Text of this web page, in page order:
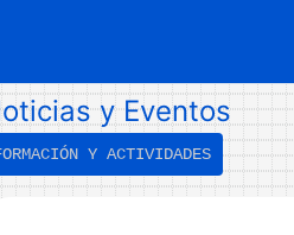
y Eventos
Y ACTIVIDADES